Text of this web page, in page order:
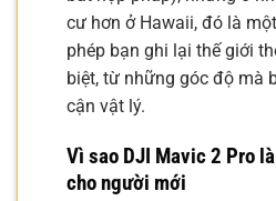
cư hơn ở Hawaii, đó là
phép bạn ghi lại thế giới
biệt, từ những góc độ mà
cận vật lý.
Vì sao DJI Mavic 2 Pro
cho người mới